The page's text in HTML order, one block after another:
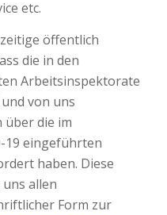
etc.
öffentlich
die in den
Arbeitsinspektorate
von uns
die im
19 eingeführten
haben. Diese
allen
Form zur